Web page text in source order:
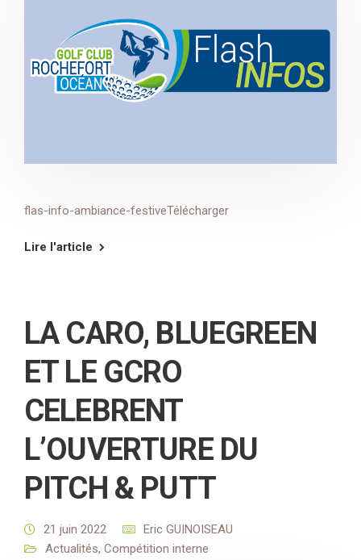
flas-info-ambiance-festiveTélécharger
Lire l'article
LA CARO, BLUEGREEN
ET LE GCRO
CELEBRENT
L’OUVERTURE DU
PITCH & PUTT
21 juin 2022
Eric GUINOISEAU
Actualités, Compétition interne